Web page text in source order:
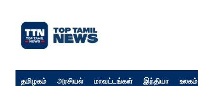
தமிழகம் அரசியல் மாவட்டங்கள் இந்தியா உலகம்